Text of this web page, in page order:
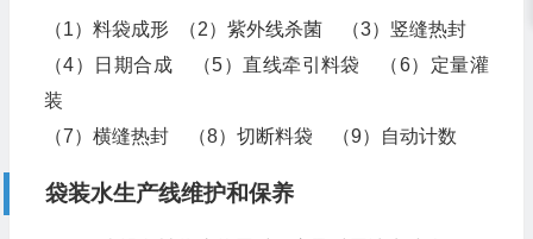
（1）料袋成形 （2）紫外线杀菌 （3）竖缝热封
（4）日期合成 （5）直线牵引料袋 （6）定量灌
装
（7）横缝热封 （8）切断料袋 （9）自动计数
袋装水生产线维护和保养